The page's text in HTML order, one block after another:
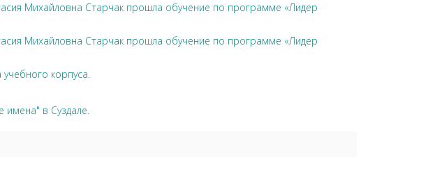
Михайловна Старчак прошла обучение по программе «Лидер
Михайловна Старчак прошла обучение по программе «Лидер
корпуса.
имена" в Суздале.